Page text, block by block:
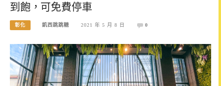
到飽，可免費停車
彰化 凱西跳跳糖 2021 年 5 月 8 日 0